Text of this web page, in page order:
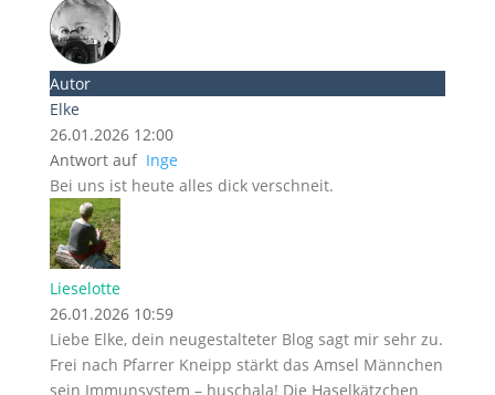
Autor
Elke
26.01.2026 12:00
Antwort auf Inge
Bei uns ist heute alles dick verschneit.
Lieselotte
26.01.2026 10:59
Liebe Elke, dein neugestalteter Blog sagt mir sehr zu.
Frei nach Pfarrer Kneipp stärkt das Amsel Männchen
sein Immunsystem – huschala! Die Haselkätzchen